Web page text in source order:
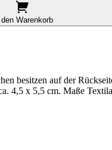
den Warenkorb
besitzen auf der
4,5 x 5,5 cm. Maße